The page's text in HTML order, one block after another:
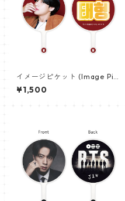
イメージピケット (Image Pic
ket) うちわ - ヴィ (V_02)
¥1,500